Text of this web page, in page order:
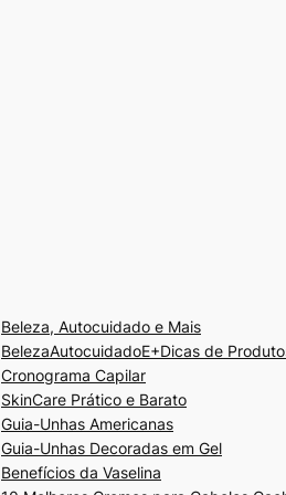
Beleza, Autocuidado e Mais
BelezaAutocuidadoE+Dicas de
Cronograma Capilar
SkinCare Prático e Barato
Guia-Unhas Americanas
Guia-Unhas Decoradas em Gel
Benefícios da Vaselina